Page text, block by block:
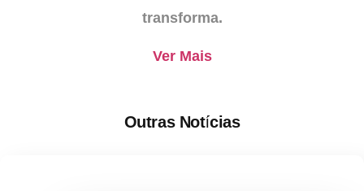
transforma.
Ver Mais
Outras Notícias